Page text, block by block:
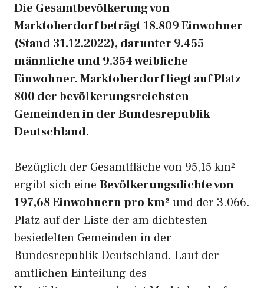
Die Gesamtbevölkerung von
Marktoberdorf beträgt 18.809 Einwohner
(Stand 31.12.2022), darunter 9.455
männliche und 9.354 weibliche
Einwohner. Marktoberdorf liegt auf Platz
800 der bevölkerungsreichsten
Gemeinden in der Bundesrepublik
Deutschland.
Bezüglich der Gesamtfläche von 95,15 km²
ergibt sich eine Bevölkerungsdichte von
197,68 Einwohnern pro km² und der 3.066.
Platz auf der Liste der am dichtesten
besiedelten Gemeinden in der
Bundesrepublik Deutschland. Laut der
amtlichen Einteilung des